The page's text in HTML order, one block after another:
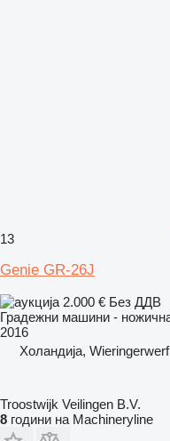
13
Genie GR-26J
2.000 € Без ДДВ
Градежни машини -
2016
Холандија, Wieringerwerf
Troostwijk Veilingen B.V.
8 години на Machineryline